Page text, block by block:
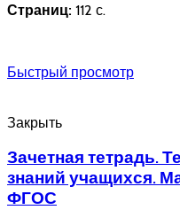
Страниц: 112 с.
Быстрый просмотр
Закрыть
Зачетная тетрадь.
знаний учащихся.
ФГОС